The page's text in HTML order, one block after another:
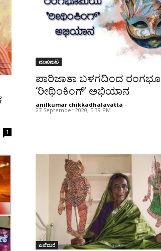
1
ಮುಖಪುಟ
ಪಾರಿಜಾತಾ ಬಳಗದಿಂದ
‘ರೀಥಿಂಕಿಂಗ್’ ಅಭಿಯಾನ
anilkumar chikkadhalavatta -
27 September 2020, 5:39 PM
ಎಲೆಮರೆ